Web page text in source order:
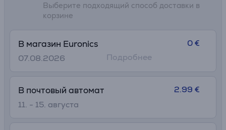
Выберите подходящий способ доставки в
корзине
В магазин Euronics
07.08.2026
0 €
Подробнее
В почтовый автомат
11. - 15. августа
2.99 €